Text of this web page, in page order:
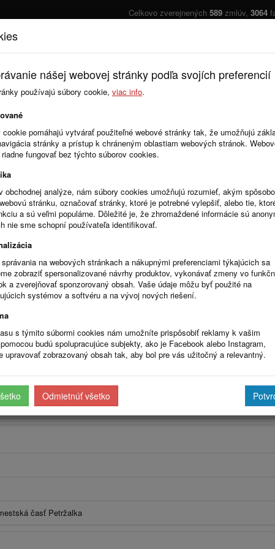
Celkovo zverejnených 589 zmlúv, 3064
Úvod Cenník O
Objednávky
nad Váhom
časť Petržalka
nášej webovej stránky podľa svojích preferencií
používajú súbory cookie, viac info.
cookie pomáhajú vytvárať použiteľné webové stránky tak, že umožňujú
stránky a prístup k chráneným oblastiam webových stránok.
fungovať bez týchto súborov cookies.
obchodnej analýze, nám súbory cookies umožňujú rozumieť, akým
stránku, označovať stránky, ktoré je potrebné vylepšiť, alebo tie,
a sú veľmi populárne. Dôležité je, že zhromaždené informácie sú
nie sme schopní používateľa identifikovať.
na webových stránkach a nákupnými preferenciami týkajúcich sa
zobraziť spersonalizované návrhy produktov, vykonávať zmeny vo
a zverejňovať sponzorovaný obsah. Vaše údaje môžu byť použité na
systémov a softvéru a na vývoj nových riešení.
s týmito súbormi cookies nám umožníte prispôsobiť reklamy k vašim
budú spolupracujúce subjekty, ako je Facebook alebo Instagram,
upravovať zobrazovaný obsah tak, aby bol pre vás užitočný a relevantný.
Odmietnúť všetko